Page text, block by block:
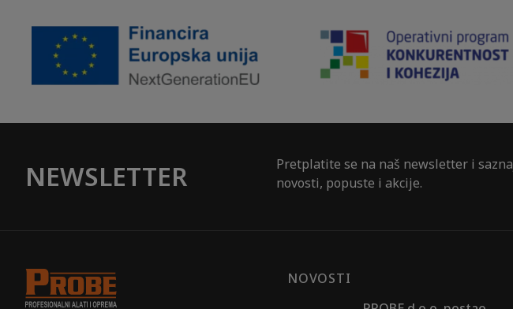
NEWSLETTER
Pretplatite se na naš newsletter i
novosti, popuste i akcije.
NOVOSTI